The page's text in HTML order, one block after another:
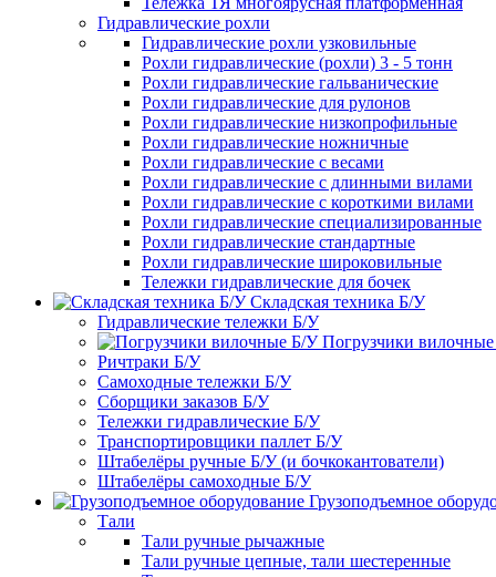
Гидравлические рохли
Гидравлические рохли узковильные
Рохли гидравлические (рохли) 3 - 5 тонн
Рохли гидравлические гальванические
Рохли гидравлические для рулонов
Рохли гидравлические низкопрофильные
Рохли гидравлические ножничные
Рохли гидравлические с весами
Рохли гидравлические с длинными вилами
Рохли гидравлические с короткими вилами
Рохли гидравлические специализированные
Рохли гидравлические стандартные
Рохли гидравлические широковильные
Тележки гидравлические для бочек
Складская техника Б/У
Гидравлические тележки Б/У
Погрузчики
Ричтраки Б/У
Самоходные тележки Б/У
Сборщики заказов Б/У
Тележки гидравлические Б/У
Транспортировщики паллет Б/У
Штабелёры ручные Б/У (и бочкокантователи)
Штабелёры самоходные Б/У
Грузоподъемное
Тали
Тали ручные рычажные
Тали ручные цепные, тали шестеренные